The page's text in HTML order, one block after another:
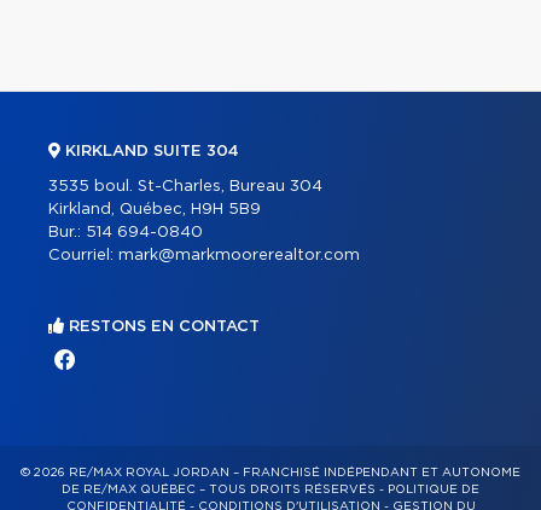
KIRKLAND SUITE 304
3535 boul. St-Charles, Bureau 304
Kirkland, Québec, H9H 5B9
Bur.: 514 694-0840
Courriel: mark@markmoorerealtor.com
RESTONS EN CONTACT
© 2026 RE/MAX ROYAL JORDAN – FRANCHISÉ INDÉPENDANT ET AUTONOME
DE RE/MAX QUÉBEC – TOUS DROITS RÉSERVÉS - POLITIQUE DE
CONFIDENTIALITÉ- CONDITIONS D'UTILISATION - GESTION DU